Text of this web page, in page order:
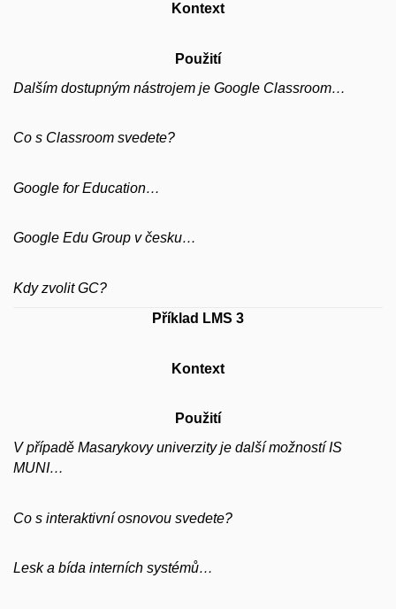
Kontext
Použití
Dalším dostupným nástrojem je Google Classroom…
Co s Classroom svedete?
Google for Education…
Google Edu Group v česku…
Kdy zvolit GC?
Příklad LMS 3
Kontext
Použití
V případě Masarykovy univerzity je další možností IS
MUNI…
Co s interaktivní osnovou svedete?
Lesk a bída interních systémů…